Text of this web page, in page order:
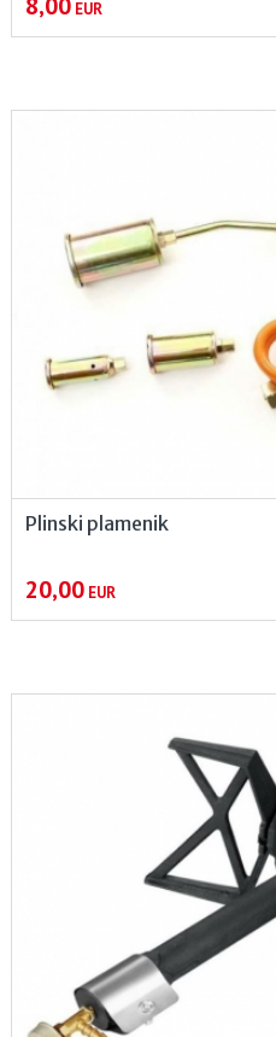
EUR
Plinski plamenik
20,00EUR